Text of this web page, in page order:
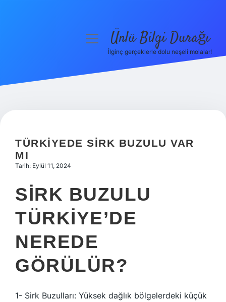
Hakkımızda
menüyüÜnlü Bilgi Durağı
İlginç gerçeklerle dolu neşeli molalar!
TÜRKIYEDE SIRK BUZULU VAR
MI
Tarih: Eylül 11, 2024
SIRK BUZULU
TÜRKIYE’DE
NEREDE
GÖRÜLÜR?
1- Sirk Buzulları: Yüksek dağlık bölgelerdeki küçük